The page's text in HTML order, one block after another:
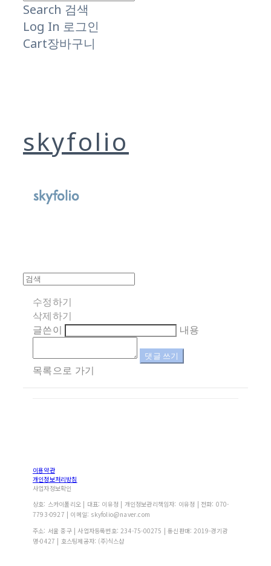
Search 검색
Log In 로그인
Cart장바구니
skyfolio
수정하기
삭제하기
글쓴이
내용
댓글 쓰기
목록으로 가기
이용약관
개인정보처리방침
사업자정보확인
상호: 스카이폴리오 | 대표: 이유정 | 개인정보관리책임자: 이유정 | 전화: 070-
7793-0927 | 이메일: skyfolio@naver.com
주소: 서울 중구 | 사업자등록번호: 234-75-00275 | 통신판매: 2019-경기광
명-0427 | 호스팅제공자: (주)식스샵